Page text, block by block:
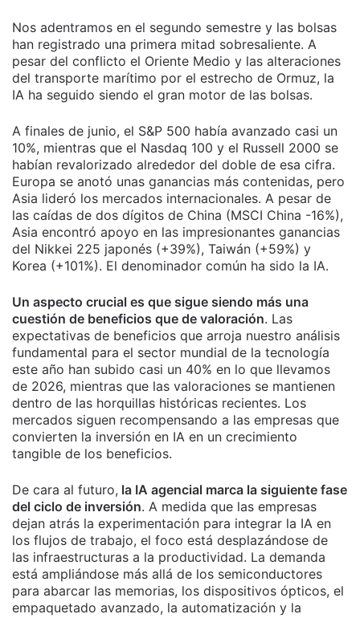
Nos adentramos en el segundo semestre y las bolsas
han registrado una primera mitad sobresaliente. A
pesar del conflicto el Oriente Medio y las alteraciones
del transporte marítimo por el estrecho de Ormuz, la
IA ha seguido siendo el gran motor de las bolsas.
A finales de junio, el S&P 500 había avanzado casi un
10%, mientras que el Nasdaq 100 y el Russell 2000 se
habían revalorizado alrededor del doble de esa cifra.
Europa se anotó unas ganancias más contenidas, pero
Asia lideró los mercados internacionales. A pesar de
las caídas de dos dígitos de China (MSCI China -16%),
Asia encontró apoyo en las impresionantes ganancias
del Nikkei 225 japonés (+39%), Taiwán (+59%) y
Korea (+101%). El denominador común ha sido la IA.
Un aspecto crucial es que sigue siendo más una
cuestión de beneficios que de valoración. Las
expectativas de beneficios que arroja nuestro análisis
fundamental para el sector mundial de la tecnología
este año han subido casi un 40% en lo que llevamos
de 2026, mientras que las valoraciones se mantienen
dentro de las horquillas históricas recientes. Los
mercados siguen recompensando a las empresas que
convierten la inversión en IA en un crecimiento
tangible de los beneficios.
De cara al futuro, la IA agencial marca la siguiente fase
del ciclo de inversión. A medida que las empresas
dejan atrás la experimentación para integrar la IA en
los flujos de trabajo, el foco está desplazándose de
las infraestructuras a la productividad. La demanda
está ampliándose más allá de los semiconductores
para abarcar las memorias, los dispositivos ópticos, el
empaquetado avanzado, la automatización y la